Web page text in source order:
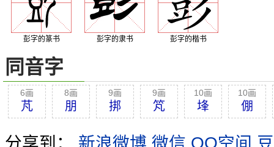
彭字的篆书 彭字的隶书 彭字的楷书
同音字
6画
芃
8画
朋
9画
挷
9画
竼
10画
埄
10画
倗
分享到： 新浪微博 微信 QQ空间